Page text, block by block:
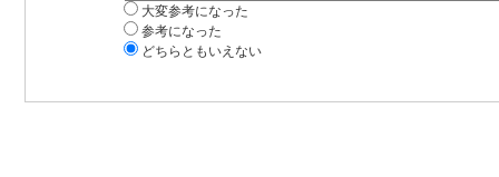
大変参考になった
参考になった
どちらともいえない